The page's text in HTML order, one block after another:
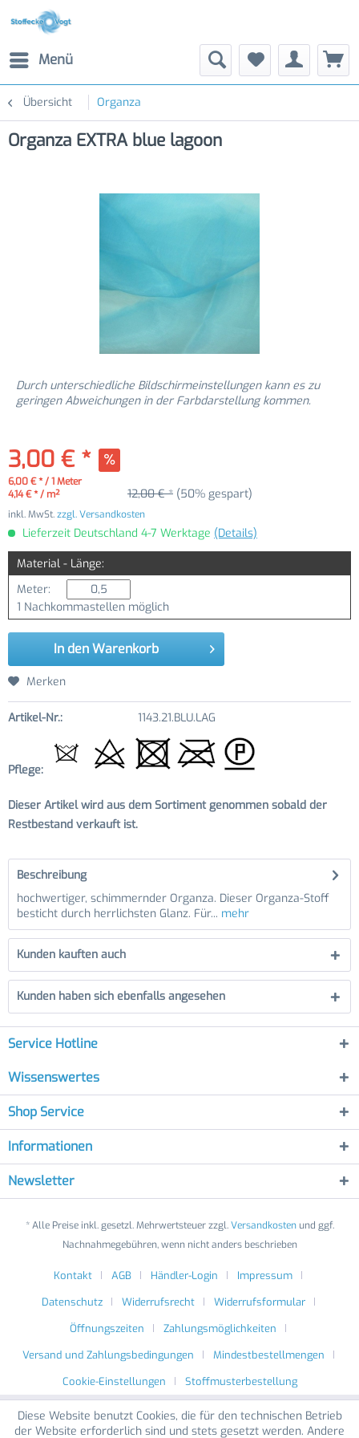
Menü
Übersicht Organza
Organza EXTRA blue lagoon
Durch unterschiedliche Bildschirmeinstellungen kann es zu
geringen Abweichungen in der Farbdarstellung kommen.
3,00 € *
6,00 € * / 1 Meter
4,14 € * / m²
12,00 € * (50% gespart)
inkl. MwSt.zzgl. Versandkosten
Lieferzeit Deutschland 4-7 Werktage (Details)
Material - Länge:
Meter:
1 Nachkommastellen möglich
In den Warenkorb
Merken
Artikel-Nr.: 1143.21.BLU.LAG
Pflege:
Dieser Artikel wird aus dem Sortiment genommen sobald der
Restbestand verkauft ist.
Beschreibung
hochwertiger, schimmernder Organza. Dieser Organza-Stoff
besticht durch herrlichsten Glanz. Für... mehr
Kunden kauften auch
Kunden haben sich ebenfalls angesehen
Service Hotline
Wissenswertes
Shop Service
Informationen
Newsletter
* Alle Preise inkl. gesetzl. Mehrwertsteuer zzgl.Versandkostenund ggf.
Nachnahmegebühren, wenn nicht anders beschrieben
Kontakt AGB Händler-Login
Impressum
Datenschutz
Widerrufsrecht
Widerrufsformular
Öffnungszeiten
Zahlungsmöglichkeiten
Versand und Zahlungsbedingungen
Mindestbestellmengen
Cookie-Einstellungen
Stoffmusterbestellung
Diese Website benutzt Cookies, die für den technischen Betrieb
der Website erforderlich sind und stets gesetzt werden. Andere